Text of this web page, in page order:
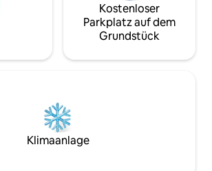
Kostenloser
Parkplatz auf dem
Grundstück
Klimaanlage